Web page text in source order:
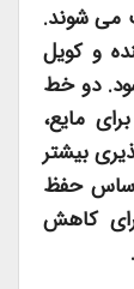
می شوند.
و کویل
دو خط
مایع،
بیشتر
اساس حفظ
کاهش